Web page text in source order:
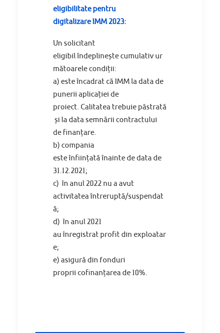
eligibilitate pentru
digitalizareIMM2023:
Un solicitant
eligibilîndeplineștecumulativ ur
mătoarelecondiții:
a) esteîncadrat căIMMladatade
punerii aplicației de
proiect. Calitateatrebuiepăstrată
și ladatasemnării contractului
de finanțare.
b) compania
esteînființatăînaintededatade
31.12.2021;
c) în anul 2022 nu a avut
activitateaîntreruptă/suspendat
ă;
d) în anul 2021
au înregistrat profit din exploatar
e;
e) asigurădin fonduri
proprii cofinanțareade 10%.